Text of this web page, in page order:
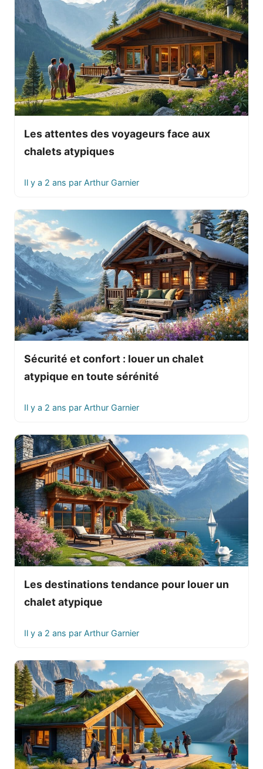
Les attentes des voyageurs face aux
chalets atypiques
Il y a 2 ans par Arthur Garnier
Sécurité et confort : louer un chalet
atypique en toute sérénité
Il y a 2 ans par Arthur Garnier
Les destinations tendance pour louer un
chalet atypique
Il y a 2 ans par Arthur Garnier